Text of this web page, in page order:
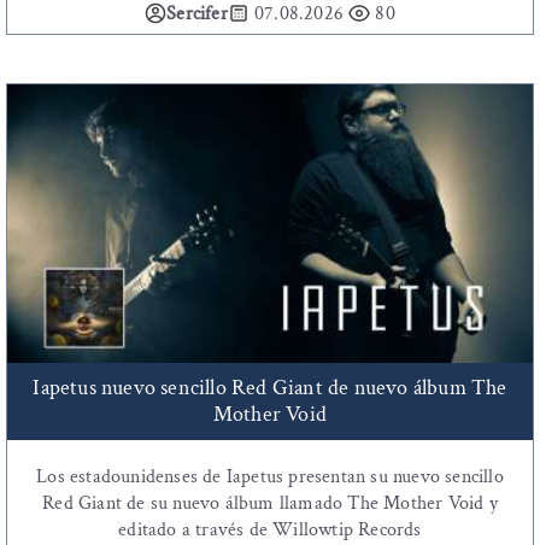
Sercifer 07.08.2026 80
Iapetus nuevo sencillo Red Giant de nuevo álbum The
Mother Void
Los estadounidenses de Iapetus presentan su nuevo sencillo
Red Giant de su nuevo álbum llamado The Mother Void y
editado a través de Willowtip Records